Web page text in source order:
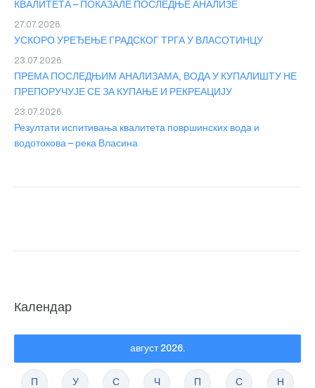
КВАЛИТЕТА – ПОКАЗАЛЕ ПОСЛЕДЊЕ АНАЛИЗЕ
УСКОРО УРЕЂЕЊЕ ГРАДСКОГ ТРГА У ВЛАСОТИНЦУ
27.07.2026.
ПРЕМА ПОСЛЕДЊИМ АНАЛИЗАМА, ВОДА У КУПАЛИШТУ НЕ
ПРЕПОРУЧУЈЕ СЕ ЗА КУПАЊЕ И РЕКРЕАЦИЈУ
23.07.2026.
Резултати испитивања квалитета површинских вода и
водотокова – река Власина
23.07.2026.
Календар
август 2026.
П У С Ч П С Н